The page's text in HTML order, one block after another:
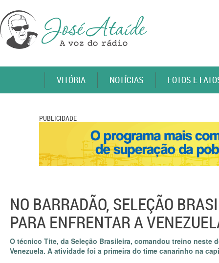
VITÓRIA NOTÍCIAS FOTOS E
PUBLICIDADE
NO BARRADÃO, SELEÇÃO
PARA ENFRENTAR A
O técnico Tite, da Seleção Brasileira, comandou treino
Venezuela. A atividade foi a primeira do time canarinho na